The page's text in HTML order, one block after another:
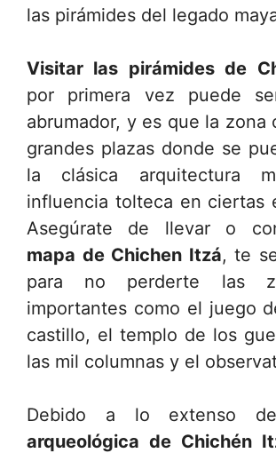
las pirámides del legado
Visitar las pirámides de
por primera vez puede
abrumador, y es que la zona
grandes plazas donde se
la clásica arquitectura
influencia tolteca en ciertas
Asegúrate de llevar o
mapa de Chichen Itzá, te
para no perderte las
importantes como el juego
castillo, el templo de los
las mil columnas y el
Debido a lo extenso
arqueológica de Chichén